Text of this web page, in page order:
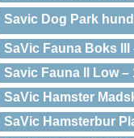
Savic Dog Park
SaVic Fauna Boks lll
Savic Fauna ll Low –
SaVic Hamster
SaVic Hamsterbur